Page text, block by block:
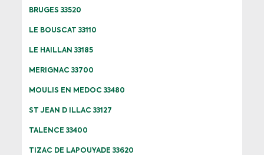
BRUGES 33520
LE BOUSCAT 33110
LE HAILLAN 33185
MERIGNAC 33700
MOULIS EN MEDOC 33480
ST JEAN D ILLAC 33127
TALENCE 33400
TIZAC DE LAPOUYADE 33620